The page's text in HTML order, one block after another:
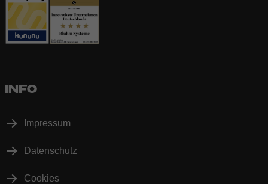
INFO
Impressum
Datenschutz
Cookies